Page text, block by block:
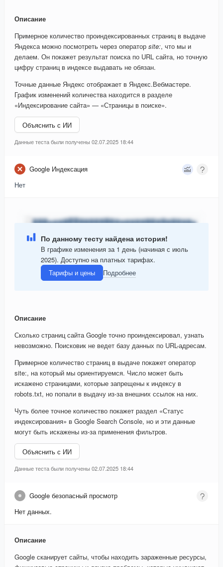
Описание
Примерное количество проиндексированных страниц в выдаче
Яндекса можно посмотреть через оператор site:, что мы и
делаем. Он покажет результат поиска по URL сайта, но точную
цифру страниц в индексе выдавать не обязан.
Точные данные Яндекс отображает в Яндекс.Вебмастере.
График изменений количества находится в разделе
«Индексирование сайта» — «Страницы в поиске».
Объяснить с ИИ
Данные теста были получены 02.07.2025 18:44
Google Индексация
Нет
По данному тесту найдена история!
В графике изменения за 1 день (начиная с июль
2025). Доступно на платных тарифах.
Тарифы и цены
Подробнее
Описание
Сколько страниц сайта Google точно проиндексировал, узнать
невозможно. Поисковик не ведет базу данных по URL-адресам.
Примерное количество страниц в выдаче покажет оператор
site:, на который мы ориентируемся. Число может быть
искажено страницами, которые запрещены к индексу в
robots.txt, но попали в выдачу из-за внешних ссылок на них.
Чуть более точное количество покажет раздел «Статус
индексирования» в Google Search Console, но и эти данные
могут быть искажены из-за применения фильтров.
Объяснить с ИИ
Данные теста были получены 02.07.2025 18:44
Google безопасный просмотр
Нет данных.
Описание
Google сканирует сайты, чтобы находить зараженные ресурсы,